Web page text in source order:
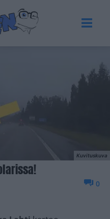
Kuvituskuva
0